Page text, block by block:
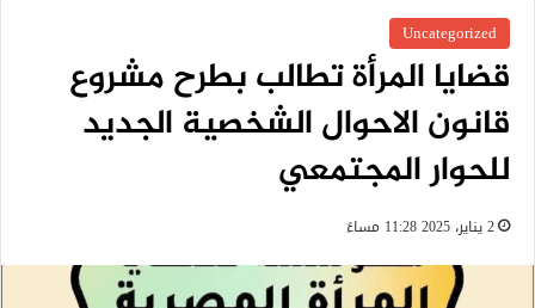
Uncategorized
قضايا المرأة تطالب بطرح مشروع
قانون الاحوال الشخصية الجديد
للحوار المجتمعي
2 يناير، 2025 11:28 مساءً